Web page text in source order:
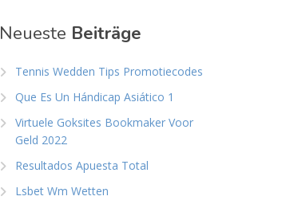
Neueste Beiträge
Tennis Wedden Tips Promotiecodes
Que Es Un Hándicap Asiático 1
Virtuele Goksites Bookmaker Voor
Geld 2022
Resultados Apuesta Total
Lsbet Wm Wetten